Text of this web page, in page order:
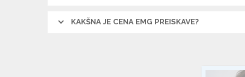
KAKŠNA JE CENA EMG PREISKAVE?